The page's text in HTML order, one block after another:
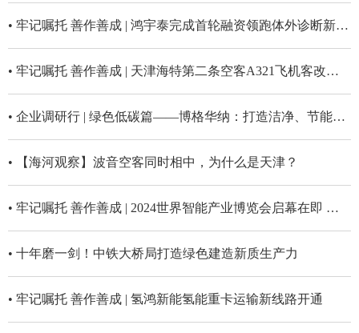
• 牢记嘱托 善作善成 | 鸿宇泰完成首轮融资领跑体外诊断新赛道
• 牢记嘱托 善作善成 | 天津海特第二条空客A321飞机客改货改装线在津启动
• 企业调研行 | 绿色低碳篇——博格华纳：打造洁净、节能的世界
• 【海河观察】波音空客同时相中，为什么是天津？
• 牢记嘱托 善作善成 | 2024世界智能产业博览会启幕在即 天津港保税区签约12个项目 投资额171亿
• 十年磨一剑！中铁大桥局打造绿色建造新质生产力
• 牢记嘱托 善作善成 | 氢鸿新能氢能重卡运输新线路开通